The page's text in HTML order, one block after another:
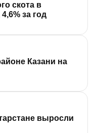
скота в
за год
Казани на
выросли